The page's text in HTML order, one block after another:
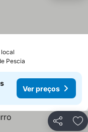
Pescia
Ver preços
Partilhar